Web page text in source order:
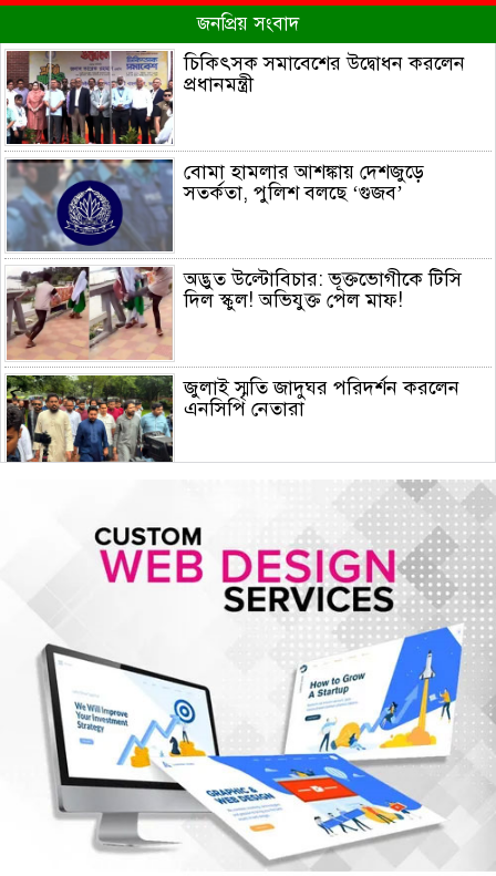
জনপ্রিয় সংবাদ
চিকিৎসক সমাবেশের উদ্বোধন করলেন
প্রধানমন্ত্রী
বোমা হামলার আশঙ্কায় দেশজুড়ে
সতর্কতা, পুলিশ বলছে ‘গুজব’
অদ্ভুত উল্টোবিচার: ভূক্তভোগীকে টিসি
দিল স্কুল! অভিযুক্ত পেল মাফ!
জুলাই স্মৃতি জাদুঘর পরিদর্শন করলেন
এনসিপি নেতারা
সৌদি আরব, তুরস্ক ও পাকিস্তানের মক্কা
চুক্তি স্বাক্ষর, কাগুজে চুক্তি সৌদিকে
নিরাপত্তা দেবে না- ইরান
হরমুজ সংকট: বিশ্ববাজারে আরও বাড়ল
মুক্তিযুদ্ধ কোনো রাজনৈতিক দলের যুদ্ধ
ছিল না : ভারপ্রাপ্ত রাষ্ট্রপতি
ঢাকায় হালকা বৃষ্টি হতে পারে, দেশের
কোথাও কোথাও মাঝারি থেকে ভারী
বর্ষণের সম্ভাবনা